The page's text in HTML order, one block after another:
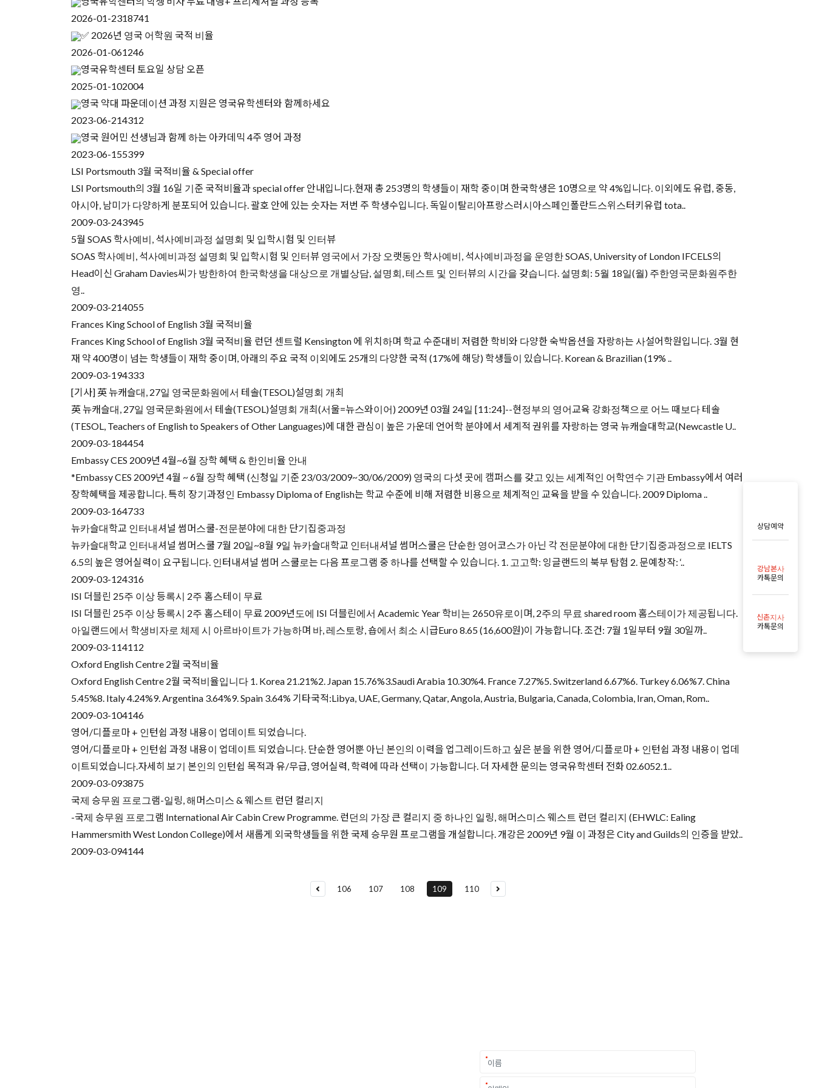
상담예약
강남본사
카톡문의
신촌지사
카톡문의
2026-01-2318741
✅ 2026년 영국 어학원 국적 비율
2026-01-061246
영국유학센터 토요일 상담 오픈
2025-01-102004
영국 약대 파운데이션 과정 지원은 영국유학센터와 함께하세요
2023-06-214312
영국 원어민 선생님과 함께 하는 아카데믹 4주 영어 과정
2023-06-155399
LSI Portsmouth 3월 국적비율 & Special offer
LSI Portsmouth의 3월 16일 기준 국적비율과 special offer 안내입니다.현재 총 253명의 학생들이 재학 중이며 한국학생은 10명으로 약 4%입니다. 이외에도 유럽, 중동,
아시아, 남미가 다양하게 분포되어 있습니다. 괄호 안에 있는 숫자는 저번 주 학생수입니다. 독일이탈리아프랑스러시아스페인폴란드스위스터키유럽 tota..
2009-03-243945
5월 SOAS 학사예비, 석사예비과정 설명회 및 입학시험 및 인터뷰
SOAS 학사예비, 석사예비과정 설명회 및 입학시험 및 인터뷰 영국에서 가장 오랫동안 학사예비, 석사예비과정을 운영한 SOAS, University of London IFCELS의
Head이신 Graham Davies씨가 방한하여 한국학생을 대상으로 개별상담, 설명회, 테스트 및 인터뷰의 시간을 갖습니다. 설명회: 5월 18일(월) 주한영국문화원주한
영..
2009-03-214055
Frances King School of English 3월 국적비율
Frances King School of English 3월 국적비율 런던 센트럴 Kensington 에 위치하며 학교 수준대비 저렴한 학비와 다양한 숙박옵션을 자랑하는 사설어학원입니다. 3월 현
재 약 400명이 넘는 학생들이 재학 중이며, 아래의 주요 국적 이외에도 25개의 다양한 국적 (17%에 해당) 학생들이 있습니다. Korean & Brazilian (19% ..
2009-03-194333
[기사] 英 뉴캐슬대, 27일 영국문화원에서 테솔(TESOL)설명회 개최
英 뉴캐슬대, 27일 영국문화원에서 테솔(TESOL)설명회 개최(서울=뉴스와이어) 2009년 03월 24일 [11:24]--현정부의 영어교육 강화정책으로 어느 때보다 테솔
(TESOL, Teachers of English to Speakers of Other Languages)에 대한 관심이 높은 가운데 언어학 분야에서 세계적 권위를 자랑하는 영국 뉴캐슬대학교(Newcastle U..
2009-03-184454
Embassy CES 2009년 4월~6월 장학 혜택 & 한인비율 안내
*Embassy CES 2009년 4월 ~ 6월 장학 혜택 (신청일 기준 23/03/2009~30/06/2009) 영국의 다섯 곳에 캠퍼스를 갖고 있는 세계적인 어학연수 기관 Embassy에서 여러
장학혜택을 제공합니다. 특히 장기과정인 Embassy Diploma of English는 학교 수준에 비해 저렴한 비용으로 체계적인 교육을 받을 수 있습니다. 2009 Diploma ..
2009-03-164733
뉴카슬대학교 인터내셔널 썸머스쿨-전문분야에 대한 단기집중과정
뉴카슬대학교 인터내셔널 썸머스쿨 7월 20일~8월 9일 뉴카슬대학교 인터내셔널 썸머스쿨은 단순한 영어코스가 아닌 각 전문분야에 대한 단기집중과정으로 IELTS
6.5의 높은 영어실력이 요구됩니다. 인터내셔널 썸머 스쿨로는 다음 프로그램 중 하나를 선택할 수 있습니다. 1. 고고학: 잉글랜드의 북부 탐험 2. 문예창작: ‘..
2009-03-124316
ISI 더블린 25주 이상 등록시 2주 홈스테이 무료
ISI 더블린 25주 이상 등록시 2주 홈스테이 무료 2009년도에 ISI 더블린에서 Academic Year 학비는 2650유로이며, 2주의 무료 shared room 홈스테이가 제공됩니다.
아일랜드에서 학생비자로 체제 시 아르바이트가 가능하며 바, 레스토랑, 숍에서 최소 시급Euro 8.65 (16,600원)이 가능합니다. 조건: 7월 1일부터 9월 30일까..
2009-03-114112
Oxford English Centre 2월 국적비율
Oxford English Centre 2월 국적비율입니다 1. Korea 21.21%2. Japan 15.76%3.Saudi Arabia 10.30%4. France 7.27%5. Switzerland 6.67%6. Turkey 6.06%7. China
5.45%8. Italy 4.24%9. Argentina 3.64%9. Spain 3.64% 기타국적:Libya, UAE, Germany, Qatar, Angola, Austria, Bulgaria, Canada, Colombia, Iran, Oman, Rom..
2009-03-104146
영어/디플로마 + 인턴쉽 과정 내용이 업데이트 되었습니다.
영어/디플로마 + 인턴쉽 과정 내용이 업데이트 되었습니다. 단순한 영어뿐 아닌 본인의 이력을 업그레이드하고 싶은 분을 위한 영어/디플로마 + 인턴쉽 과정 내용이 업데
이트되었습니다.자세히 보기 본인의 인턴쉽 목적과 유/무급, 영어실력, 학력에 따라 선택이 가능합니다. 더 자세한 문의는 영국유학센터 전화 02.6052.1..
2009-03-093875
국제 승무원 프로그램-일링, 해머스미스 & 웨스트 런던 컬리지
-국제 승무원 프로그램 International Air Cabin Crew Programme. 런던의 가장 큰 컬리지 중 하나인 일링, 해머스미스 웨스트 런던 컬리지 (EHWLC: Ealing
Hammersmith West London College)에서 새롭게 외국학생들을 위한 국제 승무원 프로그램을 개설합니다. 개강은 2009년 9월 이 과정은 City and Guilds의 인증을 받았..
2009-03-094144
106 107 108 109 110